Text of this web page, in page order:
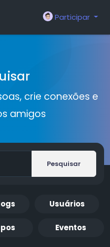
Participar
crie conexões e
amigos
Pesquisar
Usuários
Eventos